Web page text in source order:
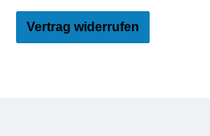
Vertrag widerrufen